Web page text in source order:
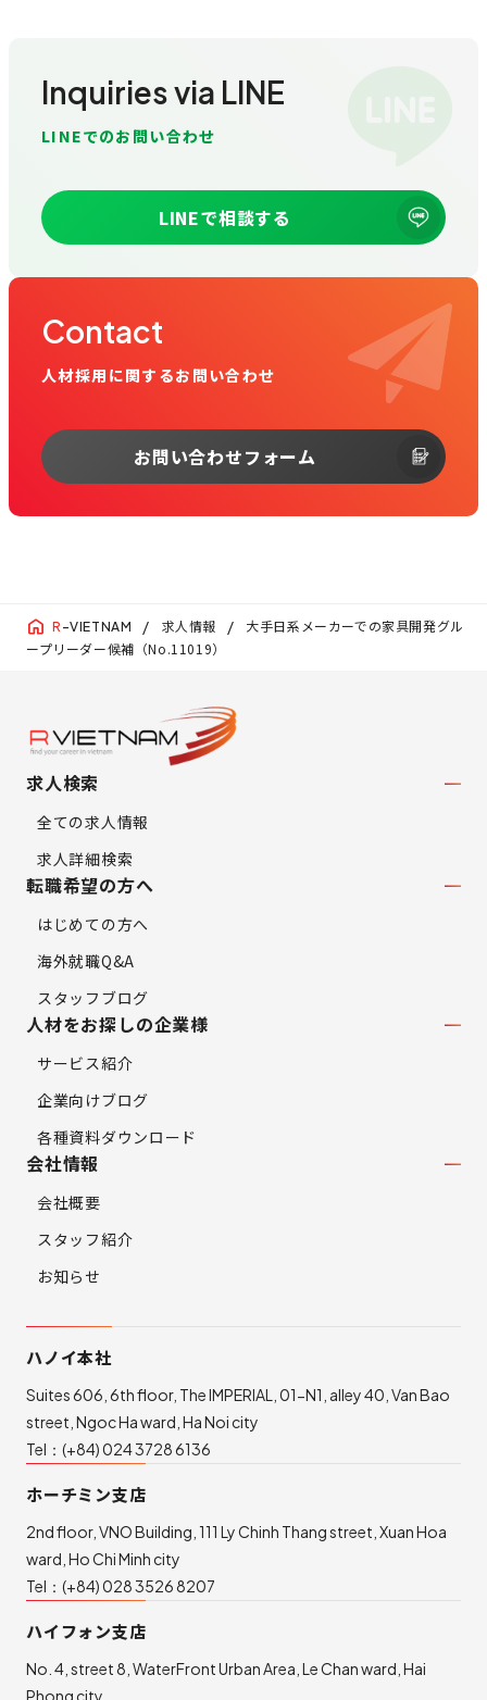
Inquiries via LINE
LINEでのお問い合わせ
LINEで相談する
Contact
人材採用に関するお問い合わせ
お問い合わせフォーム
R -VIETNAM 求人情報
大手日系メーカーでの家具開発グル
ープリーダー候補（No.11019）
求人検索
全ての求人情報
求人詳細検索
転職希望の方へ
はじめての方へ
海外就職Q&A
スタッフブログ
人材をお探しの企業様
サービス紹介
企業向けブログ
各種資料ダウンロード
会社情報
会社概要
スタッフ紹介
お知らせ
ハノイ本社
Suites 606, 6th floor, The IMPERIAL, 01-N1, alley 40, Van Bao
street, Ngoc Ha ward, Ha Noi city
Tel： (+84) 024 3728 6136
ホーチミン支店
2nd floor, VNO Building, 111 Ly Chinh Thang street, Xuan Hoa
ward, Ho Chi Minh city
Tel： (+84) 028 3526 8207
ハイフォン支店
No. 4, street 8, WaterFront Urban Area, Le Chan ward, Hai
Phong city